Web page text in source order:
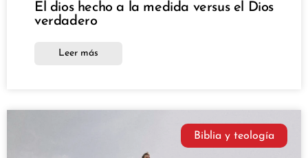
El dios hecho a la medida versus el Dios
verdadero
Leer más
Biblia y teología